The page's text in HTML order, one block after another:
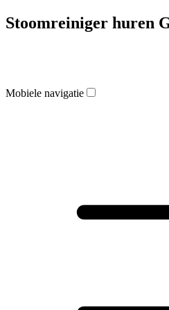
Stoomreiniger huren
Mobiele navigatie